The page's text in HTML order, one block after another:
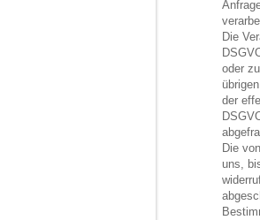
Die
oder
der
Die
uns,